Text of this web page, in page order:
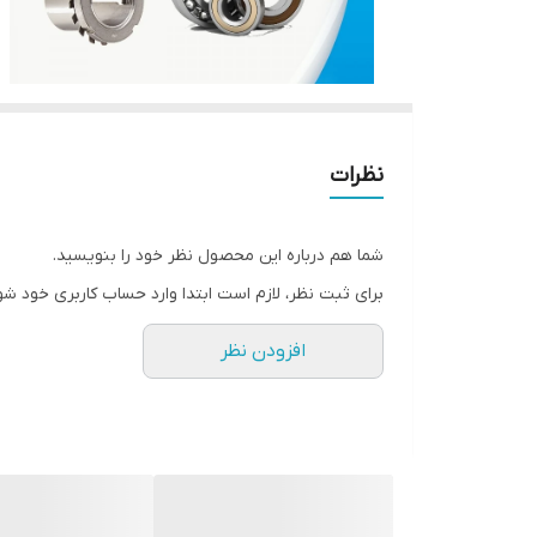
نظرات
شما هم درباره این محصول نظر خود را بنویسید.
برای ثبت نظر، لازم است ابتدا وارد حساب کاربری خود
افزودن نظر